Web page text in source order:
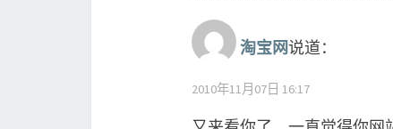
淘宝网说道：
2010年11月07日 16:17